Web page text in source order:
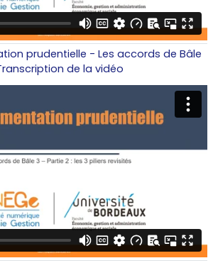
prudentielle - Les accords de Bâle
de la vidéo